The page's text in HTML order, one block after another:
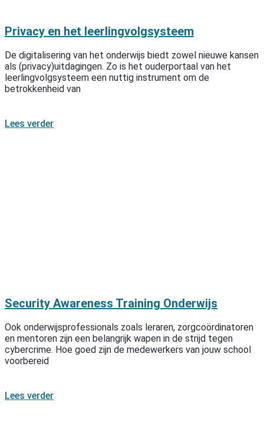
Privacy en het leerlingvolgsysteem
De digitalisering van het onderwijs biedt zowel nieuwe kansen
als (privacy)uitdagingen. Zo is het ouderportaal van het
leerlingvolgsysteem een nuttig instrument om de
betrokkenheid van
Lees verder
Security Awareness Training Onderwijs
Ook onderwijsprofessionals zoals leraren, zorgcoördinatoren
en mentoren zijn een belangrijk wapen in de strijd tegen
cybercrime. Hoe goed zijn de medewerkers van jouw school
voorbereid
Lees verder